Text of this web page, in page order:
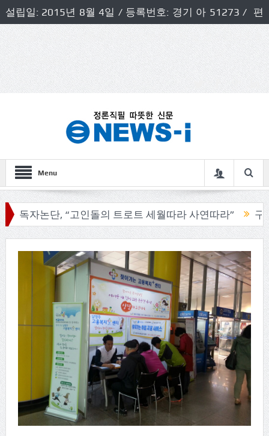
설립일: 2015년 8월 4일 / 등록번호: 경기 아 51273 / 편
집인 및 발행인: 허득천 / 개인정보책임자 및 청소년보호호
책임자: 최상규
Menu
논단, “고인돌의 트로트 세월따라 사연따라” 구리시의